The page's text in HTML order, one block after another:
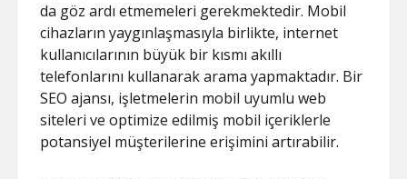
da göz ardı etmemeleri gerekmektedir. Mobil
cihazların yaygınlaşmasıyla birlikte, internet
kullanıcılarının büyük bir kısmı akıllı
telefonlarını kullanarak arama yapmaktadır. Bir
SEO ajansı, işletmelerin mobil uyumlu web
siteleri ve optimize edilmiş mobil içeriklerle
potansiyel müşterilerine erişimini artırabilir.